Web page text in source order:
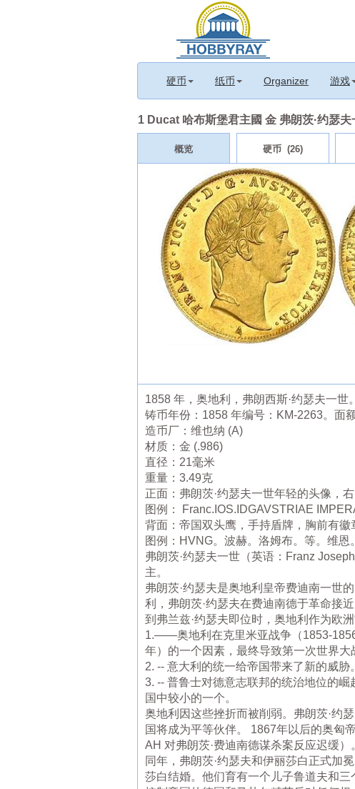
硬币 纸币 Organizer 游戏
1 Ducat 哈布斯堡君主國 金 弗朗茨·约瑟
概览 硬币 (26)
1858 年，奥地利，弗朗西斯·约瑟夫一世
铸币年份：1858 年编号：KM-2263。面
造币厂：维也纳 (A)
材质：金 (.986)
直径：21毫米
重量：3.49克
正面：弗朗茨·约瑟夫一世年轻的头像，右
图例： Franc.IOS.IDGAVSTRIAE
背面：帝国双头鹰，手持盾牌，胸前有徽
图例：HVNG。波赫。洛姆布。等。维
弗朗茨·约瑟夫一世（英语：Franz
主。
弗朗茨·约瑟夫是奥地利皇帝费迪南一世
利，弗朗茨·约瑟夫在费迪南德于革命接
到弗兰兹·约瑟夫即位时，奥地利作为欧
1.——奥地利在克里米亚战争（1853-
年）的一个因素，最终导致第一次世界大
2. -- 意大利的统一给帝国带来了新的威
3. -- 普鲁士对德意志联邦的统治地位的
国中较小的一个。
奥地利因这些挫折而被削弱。弗朗茨·约
国将成为平等伙伴。 1867年以后的奥匈
AH 对弗朗茨·费迪南德谋杀案反应迟缓）
同年，弗朗茨·约瑟夫和伊丽莎白正式加
莎白结婚。他们育有一个儿子鲁道夫和